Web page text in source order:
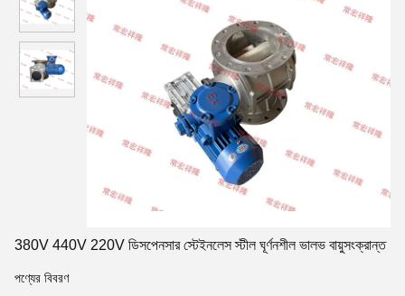
380V 440V 220V ডিসপেনসার স্টেইনলেস স্টীল ঘূর্ণনশীল ভালভ বায়ুসংক্রান্ত
পণ্যের বিবরণ